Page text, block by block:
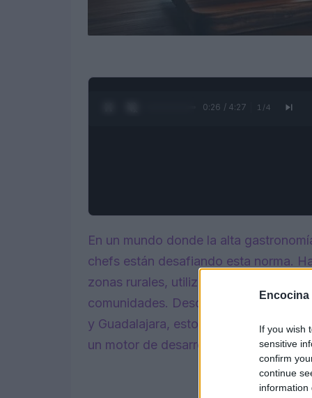
Encocina
If you wish
sensitive
confirm
continue
information
0:27 / 4:27 1 /4
En un mundo donde la alta
chefs están desafiando esta norma.
zonas rurales, utilizando la cocina
comunidades. Desde pequeños
y Guadalajara, estos profesionales
un motor de desarrollo rural.